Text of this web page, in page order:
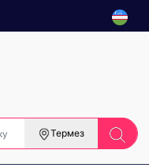
Термез